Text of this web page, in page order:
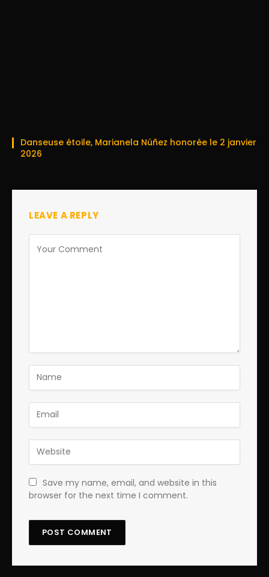
Danseuse étoile, Marianela Núñez honorée le 2 janvier
2026
LEAVE A REPLY
Save my name, email, and website in this
browser for the next time I comment.